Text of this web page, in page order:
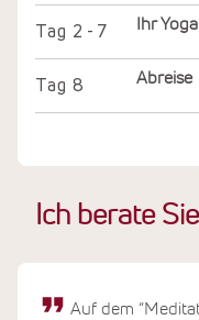
Tag 2 - 7 Ihr
Tag 8 Abreise
Ich berate
Auf dem